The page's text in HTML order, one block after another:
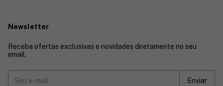
Newsletter
Receba ofertas exclusivas e novidades diretamente no seu
email.